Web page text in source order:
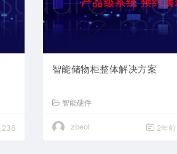
智能储物柜整体解决方案
智能硬件
zbeol 2年前